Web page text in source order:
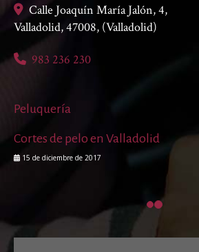
Calle Joaquín María Jalón, 4,
Valladolid,47008, (Valladolid)
983 236 230
Peluquería
Cortes de pelo en Valladolid
15 de diciembre de 2017